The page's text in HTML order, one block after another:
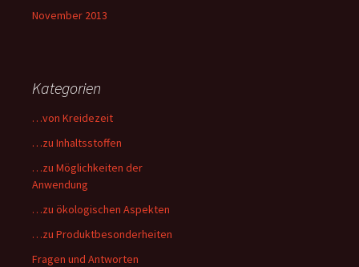
November 2013
Kategorien
…von Kreidezeit
…zu Inhaltsstoffen
…zu Möglichkeiten der
Anwendung
…zu ökologischen Aspekten
…zu Produktbesonderheiten
Fragen und Antworten